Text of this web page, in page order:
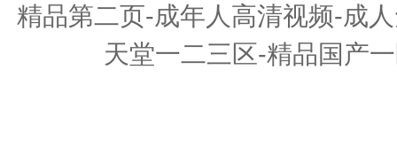
精品第二页-成年人高清视频-成
天堂一二三区-精品国产